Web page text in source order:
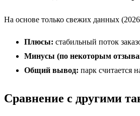
На основе только свежих данных
Плюсы: стабильный поток
Минусы (по некоторым
Общий вывод: парк считается
Сравнение с другими